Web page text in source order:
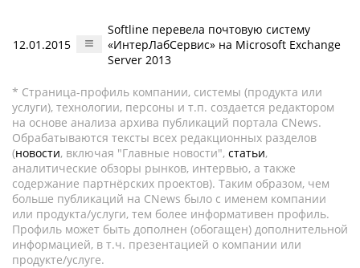
12.01.2015
Softline перевела почтовую систему
«ИнтерЛабСервис» на Microsoft Exchange
Server 2013
* Страница-профиль компании, системы (продукта или
услуги), технологии, персоны и т.п. создается редактором
на основе анализа архива публикаций портала CNews.
Обрабатываются тексты всех редакционных разделов
(новости, включая "Главные новости", статьи,
аналитические обзоры рынков, интервью, а также
содержание партнёрских проектов). Таким образом, чем
больше публикаций на CNews было с именем компании
или продукта/услуги, тем более информативен профиль.
Профиль может быть дополнен (обогащен) дополнительной
информацией, в т.ч. презентацией о компании или
продукте/услуге.